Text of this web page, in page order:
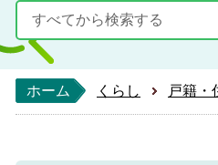
ホーム くらし 戸籍・